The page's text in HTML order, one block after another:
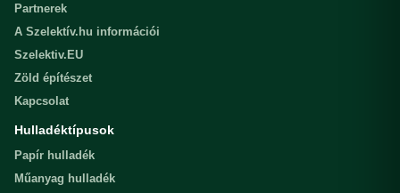
Partnerek
A Szelektív.hu információi
Szelektiv.EU
Zöld építészet
Kapcsolat
Hulladéktípusok
Papír hulladék
Műanyag hulladék